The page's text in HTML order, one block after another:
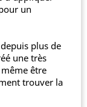
un
plus de
une très
être
trouver la